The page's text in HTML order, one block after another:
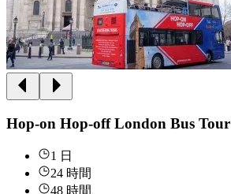
Hop-on Hop-off London Bus Tour
1 日
24 時間
48 時間